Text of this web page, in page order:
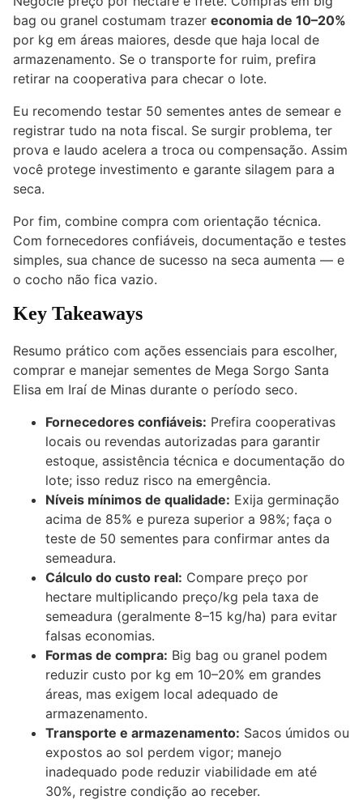
bag ou granel costumam trazer economia de 10–20%
por kg em áreas maiores, desde que haja local de
armazenamento. Se o transporte for ruim, prefira
retirar na cooperativa para checar o lote.
Eu recomendo testar 50 sementes antes de semear e
registrar tudo na nota fiscal. Se surgir problema, ter
prova e laudo acelera a troca ou compensação. Assim
você protege investimento e garante silagem para a
seca.
Por fim, combine compra com orientação técnica.
Com fornecedores confiáveis, documentação e testes
simples, sua chance de sucesso na seca aumenta — e
o cocho não fica vazio.
Key Takeaways
Resumo prático com ações essenciais para escolher,
comprar e manejar sementes de Mega Sorgo Santa
Elisa em Iraí de Minas durante o período seco.
Fornecedores confiáveis: Prefira cooperativas
locais ou revendas autorizadas para garantir
estoque, assistência técnica e documentação do
lote; isso reduz risco na emergência.
Níveis mínimos de qualidade: Exija germinação
acima de 85% e pureza superior a 98%; faça o
teste de 50 sementes para confirmar antes da
semeadura.
Cálculo do custo real: Compare preço por
hectare multiplicando preço/kg pela taxa de
semeadura (geralmente 8–15 kg/ha) para evitar
falsas economias.
Formas de compra: Big bag ou granel podem
reduzir custo por kg em 10–20% em grandes
áreas, mas exigem local adequado de
armazenamento.
Transporte e armazenamento: Sacos úmidos ou
expostos ao sol perdem vigor; manejo
inadequado pode reduzir viabilidade em até
30%, registre condição ao receber.